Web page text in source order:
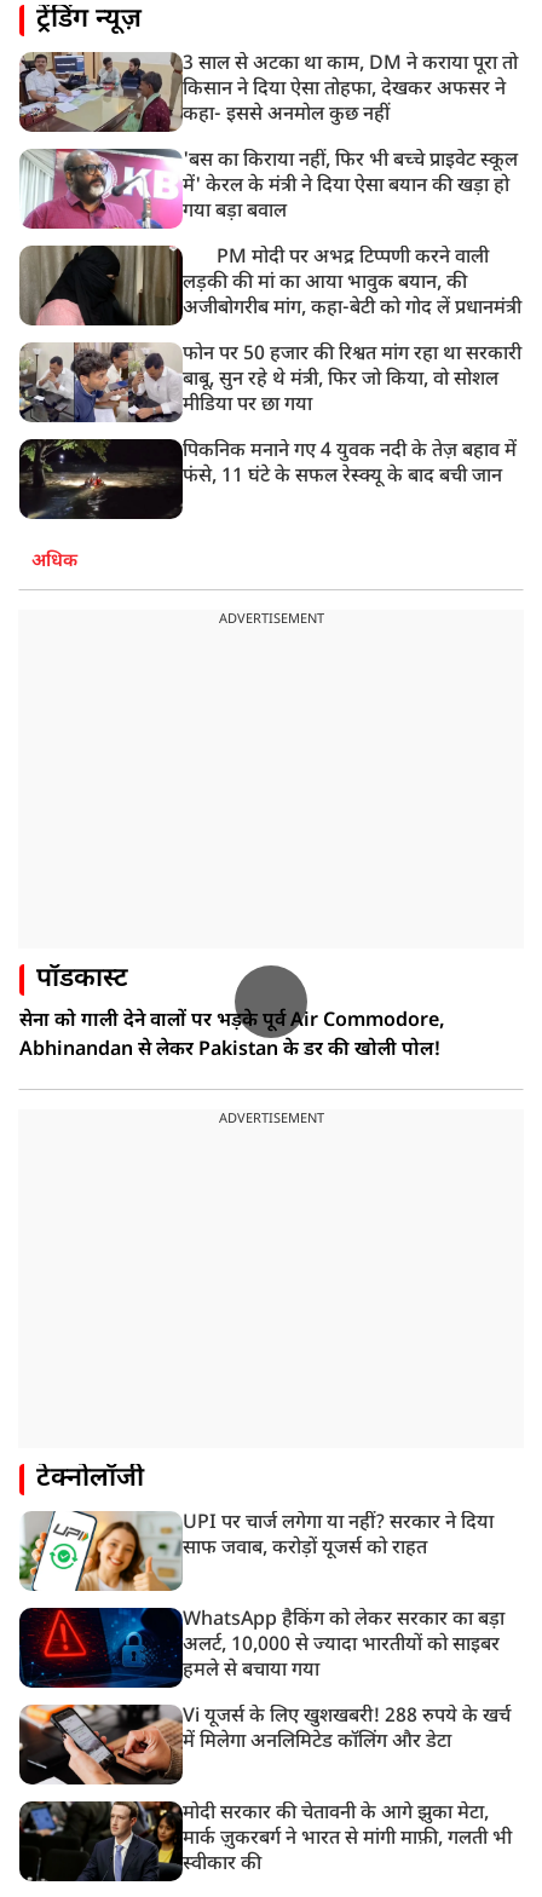
भारत समेत 5 देशों पर 100% टैरिफ
8:19 AM
PM मोदी आज IIT दिल्ली के दीक्षांत समारोह में शामिल होंगे
ट्रेंडिंग न्यूज़
3 साल से अटका था काम, DM ने कराया पूरा तो
किसान ने दिया ऐसा तोहफा, देखकर अफसर ने
कहा- इससे अनमोल कुछ नहीं
'बस का किराया नहीं, फिर भी बच्चे प्राइवेट स्कूल
में' केरल के मंत्री ने दिया ऐसा बयान की खड़ा हो
गया बड़ा बवाल
PM मोदी पर अभद्र टिप्पणी करने वाली
लड़की की मां का आया भावुक बयान, की
अजीबोगरीब मांग, कहा-बेटी को गोद लें प्रधानमंत्री
फोन पर 50 हजार की रिश्वत मांग रहा था सरकारी
बाबू, सुन रहे थे मंत्री, फिर जो किया, वो सोशल
मीडिया पर छा गया
पिकनिक मनाने गए 4 युवक नदी के तेज़ बहाव में
फंसे, 11 घंटे के सफल रेस्क्यू के बाद बची जान
अधिक
ADVERTISEMENT
पॉडकास्ट
सेना को गाली देने वालों पर भड़के पूर्व Air Commodore,
Abhinandan से लेकर Pakistan के डर की खोली पोल!
ADVERTISEMENT
टेक्नोलॉजी
UPI पर चार्ज लगेगा या नहीं? सरकार ने दिया
साफ जवाब, करोड़ों यूजर्स को राहत
WhatsApp हैकिंग को लेकर सरकार का बड़ा
अलर्ट, 10,000 से ज्यादा भारतीयों को साइबर
हमले से बचाया गया
Vi यूजर्स के लिए खुशखबरी! 288 रुपये के खर्च
में मिलेगा अनलिमिटेड कॉलिंग और डेटा
मोदी सरकार की चेतावनी के आगे झुका मेटा,
मार्क ज़ुकरबर्ग ने भारत से मांगी माफ़ी, गलती भी
स्वीकार की